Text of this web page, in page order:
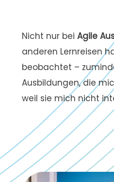
Nicht nur bei Agile
anderen Lernreisen
beobachtet –
Ausbildungen, die
weil sie mich nicht